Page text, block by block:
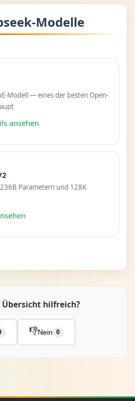
Modelle
Modell — eines der besten Open-
ansehen
Parametern und 128K
Übersicht hilfreich?
👎Nein 0